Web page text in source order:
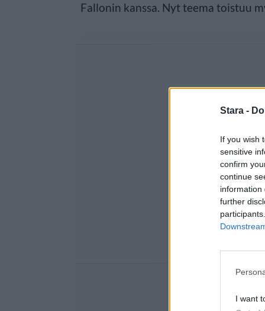
Stara -
If you wish
sensitive
confirm
continue
information
further
I want
Fallonin kanssa. Nyt teema toistuu